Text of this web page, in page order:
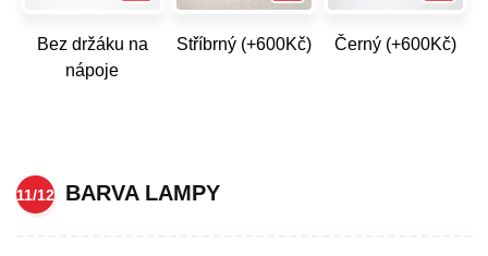
Bez držáku na
nápoje
Stříbrný (+600Kč) Černý (+600Kč)
11/12 BARVA LAMPY